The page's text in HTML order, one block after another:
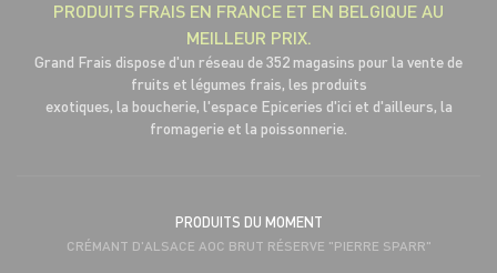
PRODUITS FRAIS EN FRANCE ET EN BELGIQUE AU
MEILLEUR PRIX.
Grand Frais dispose d'un réseau de 352 magasins pour la vente de
fruits et légumes frais, les produits
exotiques, la boucherie, l'espace Epiceries d'ici et d'ailleurs, la
fromagerie et la poissonnerie.
PRODUITS DU MOMENT
CRÉMANT D'ALSACE AOC BRUT RÉSERVE "PIERRE SPARR"